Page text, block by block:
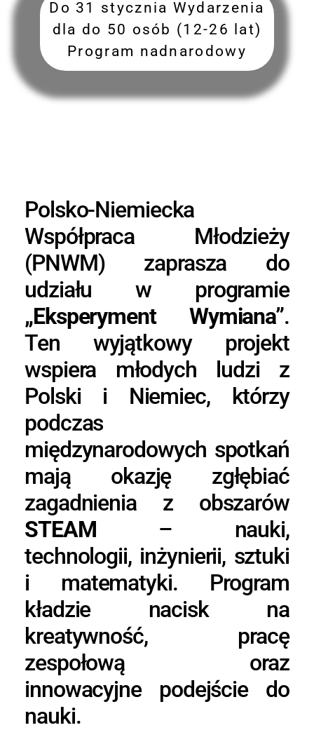
Do 31 stycznia Wydarzenia
dla do 50 osób (12-26 lat)
Program nadnarodowy
Polsko-Niemiecka
Współpraca Młodzieży
(PNWM) zaprasza do
udziału w programie
„Eksperyment Wymiana”.
Ten wyjątkowy projekt
wspiera młodych ludzi z
Polski i Niemiec, którzy
podczas
międzynarodowych spotkań
mają okazję zgłębiać
zagadnienia z obszarów
STEAM – nauki,
technologii, inżynierii, sztuki
i matematyki. Program
kładzie nacisk na
kreatywność, pracę
zespołową oraz
innowacyjne podejście do
nauki.